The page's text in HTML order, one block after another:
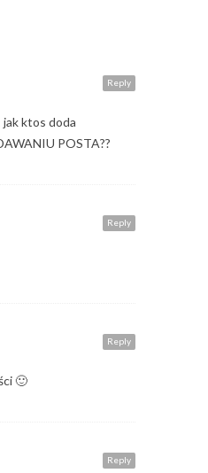
Reply
jak ktos doda
POSTA??
Reply
Reply
🙂
Reply